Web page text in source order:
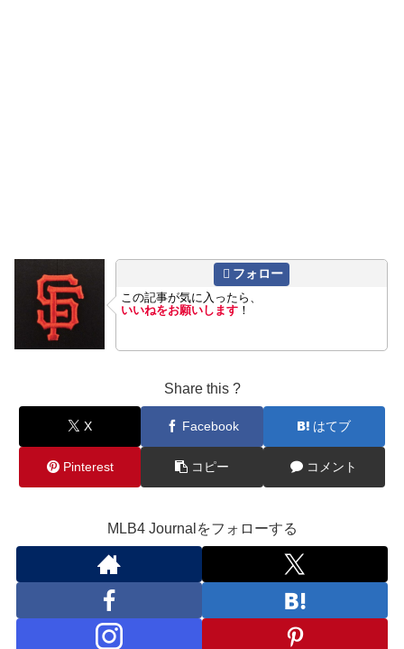
フォロー
この記事が気に入ったら、
いいねをお願いします ！
Share this ?
X Facebook はてブ
Pinterest コピー コメント
MLB4 Journalをフォローする